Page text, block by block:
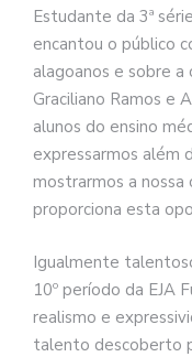
Estudante da 3ª
encantou o público
alagoanos e sobre
Graciliano Ramos e
alunos do ensino
expressarmos além
mostrarmos a
proporciona esta
Igualmente
10º período da EJA
realismo e
talento descoberto